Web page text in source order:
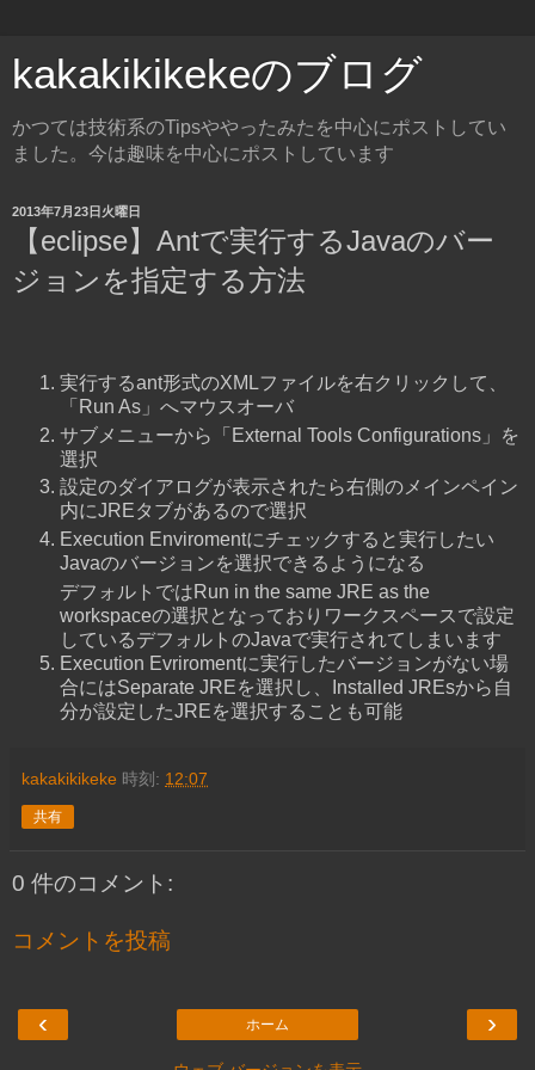
kakakikikekeのブログ
かつては技術系のTipsややったみたを中心にポストしてい
ました。今は趣味を中心にポストしています
2013年7月23日火曜日
【eclipse】Antで実行するJavaのバー
ジョンを指定する方法
実行するant形式のXMLファイルを右クリックして、
「Run As」へマウスオーバ
サブメニューから「External Tools Configurations」を
選択
設定のダイアログが表示されたら右側のメインペイン
内にJREタブがあるので選択
Execution Enviromentにチェックすると実行したい
Javaのバージョンを選択できるようになる
デフォルトではRun in the same JRE as the
workspaceの選択となっておりワークスペースで設定
しているデフォルトのJavaで実行されてしまいます
Execution Evriromentに実行したバージョンがない場
合にはSeparate JREを選択し、Installed JREsから自
分が設定したJREを選択することも可能
kakakikikeke 時刻: 12:07
共有
0 件のコメント:
コメントを投稿
‹ ›
ホーム